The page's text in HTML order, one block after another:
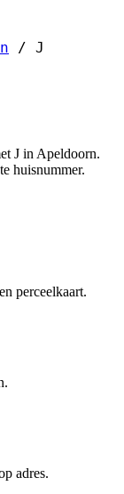
/ J
J in Apeldoorn.
huisnummer.
perceelkaart.
adres.